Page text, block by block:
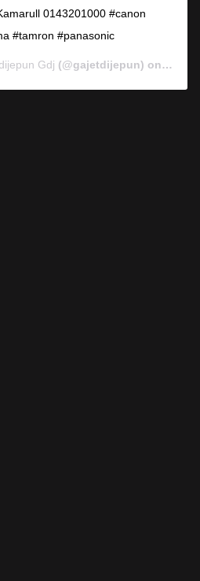
0143201000 #canon
#tamron #panasonic
Gdj (@gajetdijepun) on Jan 7,